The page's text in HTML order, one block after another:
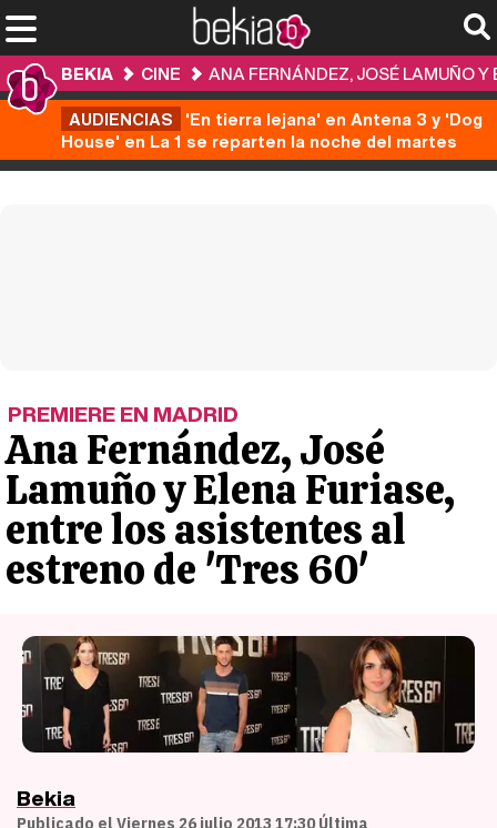
BEKIA CINE
ANA FERNÁNDEZ, JOSÉ LAMUÑO
AUDIENCIAS 'En tierra lejana' en Antena 3 y 'Dog
House' en La 1 se reparten la noche del martes
PREMIERE EN MADRID
Ana Fernández, José
Lamuño y Elena Furiase,
entre los asistentes al
estreno de 'Tres 60'
Bekia
Publicado el Viernes 26 julio 2013 17:30 Última